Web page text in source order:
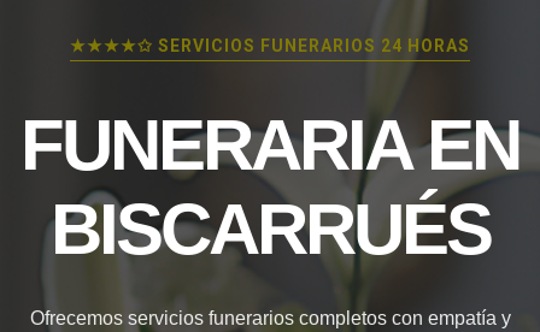
★★★★✩ SERVICIOS FUNERARIOS 24 HORAS
FUNERARIA EN
BISCARRUÉS
Ofrecemos servicios funerarios completos con empatía y